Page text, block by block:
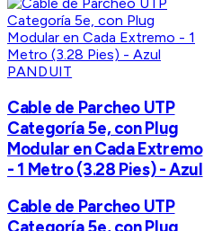
PANDUIT
Cable de Parcheo UTP
Categoría 5e, con Plug
Modular en Cada Extremo
- 1 Metro (3.28 Pies) - Azul
Cable de Parcheo UTP